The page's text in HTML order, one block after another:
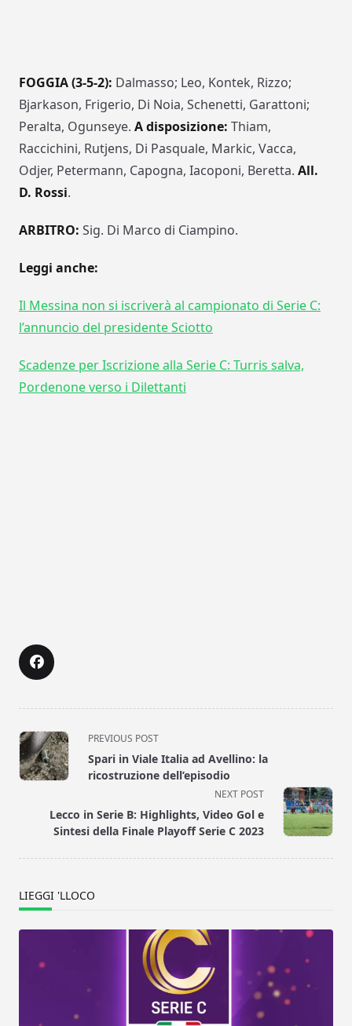
FOGGIA (3-5-2): Dalmasso; Leo, Kontek, Rizzo;
Bjarkason, Frigerio, Di Noia, Schenetti, Garattoni;
Peralta, Ogunseye. A disposizione: Thiam,
Raccichini, Rutjens, Di Pasquale, Markic, Vacca,
Odjer, Petermann, Capogna, Iacoponi, Beretta. All.
D. Rossi.
ARBITRO: Sig. Di Marco di Ciampino.
Leggi anche:
Il Messina non si iscriverà al campionato di Serie C:
l’annuncio del presidente Sciotto
Scadenze per Iscrizione alla Serie C: Turris salva,
Pordenone verso i Dilettanti
<span
class="nav-
subtitle
reader-
text">Page</span>
PREVIOUS POST
Spari in Viale Italia ad Avellino: la
ricostruzione dell’episodio
NEXT POST
Lecco in Serie B: Highlights, Video Gol e
Sintesi della Finale Playoff Serie C 2023
LIEGGI 'LLOCO